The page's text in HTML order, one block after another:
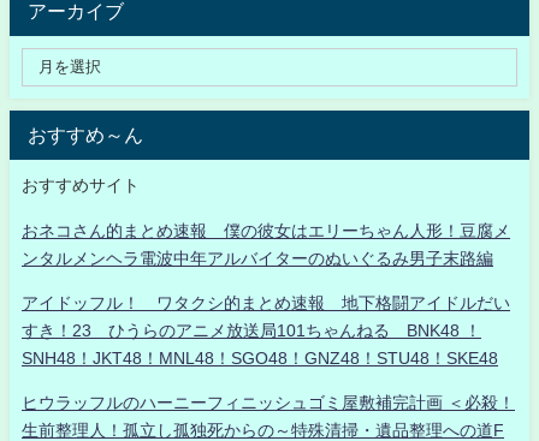
アーカイブ
おすすめ～ん
おすすめサイト
おネコさん的まとめ速報 僕の彼女はエリーちゃん人形！豆腐メ
ンタルメンヘラ電波中年アルバイターのぬいぐるみ男子末路編
アイドッフル！ ワタクシ的まとめ速報 地下格闘アイドルだい
すき！23 ひうらのアニメ放送局101ちゃんねる BNK48 ！
SNH48！JKT48！MNL48！SGO48！GNZ48！STU48！SKE48
ヒウラッフルのハーニーフィニッシュゴミ屋敷補完計画 ＜必殺！
生前整理人！孤立し孤独死からの～特殊清掃・遺品整理への道F